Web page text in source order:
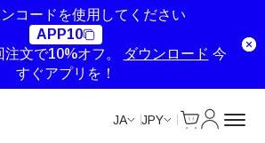
ンコードを使用してください
APP10
文で10%オフ。
ダウンロード 今
すぐアプリを！
JA JPY
Unlimited Data
Unlimited Data
Unlimited Data
Unlimited Data